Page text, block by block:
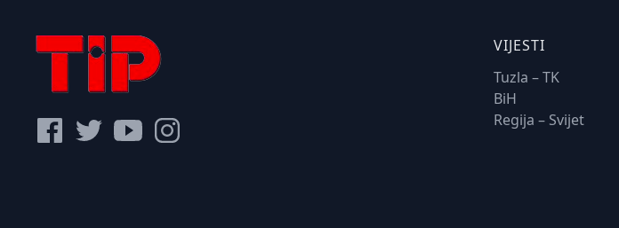
VIJESTI
Tuzla – TK
BiH
Regija – Svijet